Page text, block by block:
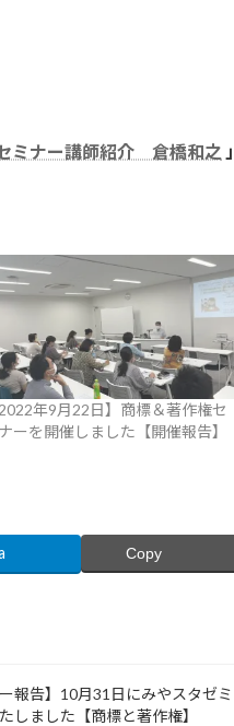
ミナー講師紹介 倉橋和之 」
2022年9月22日】商標＆著作権セ
ーを開催しました【開催報告】
Copy
ー報告】10月31日にみやスタゼミ
しました【商標と著作権】